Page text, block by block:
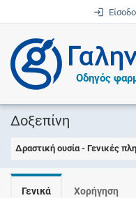
Οδηγός
Δοξεπίνη
Δραστική ουσία - Γενικές
Γενικά Χορήγηση